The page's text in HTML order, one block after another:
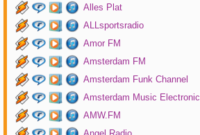
Alles Plat
ALLsportsradio
Amor FM
Amsterdam FM
Amsterdam Funk Channel
Amsterdam Music Electronic
AMW.FM